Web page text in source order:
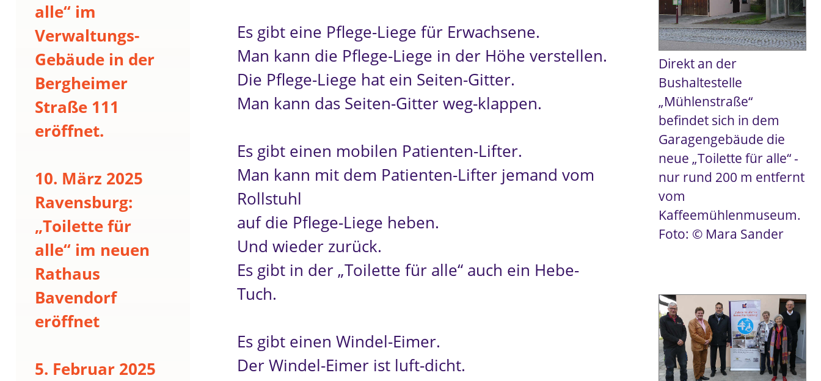
alle“ im
Verwaltungs-
Gebäude in der
Bergheimer
Straße 111
eröffnet.
10. März 2025
Ravensburg:
„Toilette für
alle“ im neuen
Rathaus
Bavendorf
eröffnet
5. Februar 2025
Es gibt eine Pflege-Liege für Erwachsene.
Man kann die Pflege-Liege in der Höhe verstellen.
Die Pflege-Liege hat ein Seiten-Gitter.
Man kann das Seiten-Gitter weg-klappen.
Es gibt einen mobilen Patienten-Lifter.
Man kann mit dem Patienten-Lifter jemand vom
Rollstuhl
auf die Pflege-Liege heben.
Und wieder zurück.
Es gibt in der „Toilette für alle“ auch ein Hebe-
Tuch.
Es gibt einen Windel-Eimer.
Der Windel-Eimer ist luft-dicht.
Direkt an der
Bushaltestelle
„Mühlenstraße“
befindet sich in dem
Garagengebäude die
neue „Toilette für alle“ -
nur rund 200 m entfernt
vom
Kaffeemühlenmuseum.
Foto: © Mara Sander